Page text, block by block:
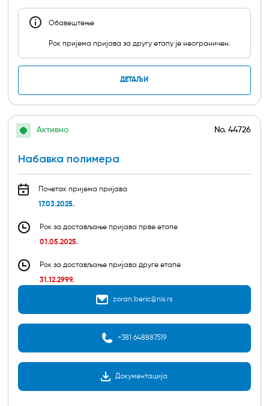
Обавештењe
Рок пријема пријава за другу етапу је неограничен.
ДЕТАЉИ
Активно No. 44726
Набавка полимера
Почетак пријема пријава
17.03.2025.
Рок за достављање пријава прве етапе
01.05.2025.
Рок за достављање пријава друге етапе
31.12.2999.
zoran.beric@nis.rs
+381 648887519
Документација